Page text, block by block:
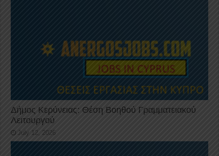
Δήμος Κερύνειας: Θέση Βοηθού Γραμματειακού
Λειτουργού
July 12, 2026